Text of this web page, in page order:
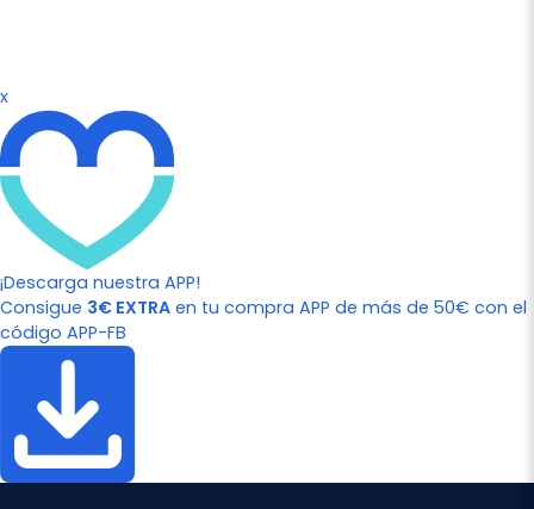
x
¡Descarga nuestra APP!
Consigue 3€ EXTRA en tu compra APP de más de 50€ con el
código APP-FB